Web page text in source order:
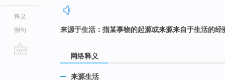
释义
例句
来源于生活：指某事物的起源或来源来自于生活的经
网络释义
来源生活